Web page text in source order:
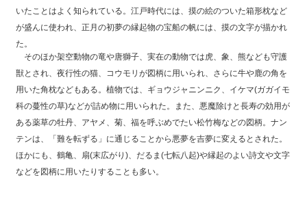
いたことはよく知られている。江戸時代には、摸の絵のついた箱形枕など
が盛んに使われ、正月の初夢の縁起物の宝船の帆には、摸の文字が描かれ
た。
そのほか架空動物の竜や唐獅子、実在の動物では虎、象、熊なども守護
獣とされ、夜行性の猫、コウモリが図柄に用いられ、さらに牛や鹿の角を
用いた角枕などもある。植物では、ギョウジャニンニク、イケマ(ガガイモ
科の蔓性の草)などが詰め物に用いられた。また、悪魔除けと長寿の効用が
ある薬草の牡丹、アヤメ、菊、福を呼ぶめでたい松竹梅などの図柄。ナン
テンは、「難を転ずる」に通じることから悪夢を吉夢に変えるとされた。
ほかにも、鶴亀、扇(末広がり)、だるま(七転八起)や縁起のよい詩文や文字
などを図柄に用いたりすることも多い。